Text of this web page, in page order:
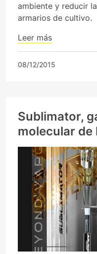
ambiente y reducir
armarios de cultivo.
Leer más
08/12/2015
Sublimator,
molecular de